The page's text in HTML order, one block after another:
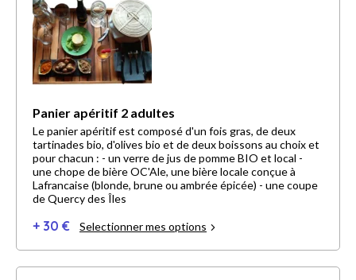
Panier apéritif 2 adultes
Le panier apéritif est composé d'un fois gras, de deux
tartinades bio, d'olives bio et de deux boissons au choix et
pour chacun : - un verre de jus de pomme BIO et local -
une chope de bière OC'Ale, une bière locale conçue à
Lafrancaise (blonde, brune ou ambrée épicée) - une coupe
de Quercy des Îles
+ 30 € Selectionner mes options